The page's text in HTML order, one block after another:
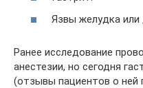
Язвы желудка или
Ранее исследование
анестезии, но сегодня
(отзывы пациентов о ней